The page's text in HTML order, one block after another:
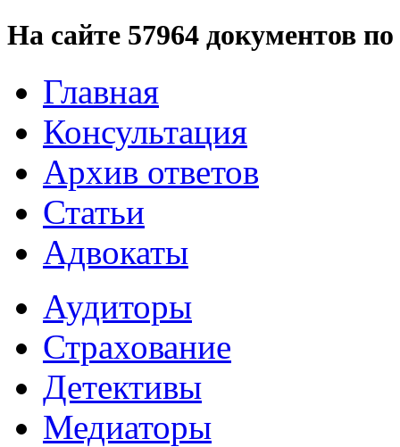
На сайте 57964 документов
Главная
Консультация
Архив ответов
Статьи
Адвокаты
Аудиторы
Страхование
Детективы
Медиаторы